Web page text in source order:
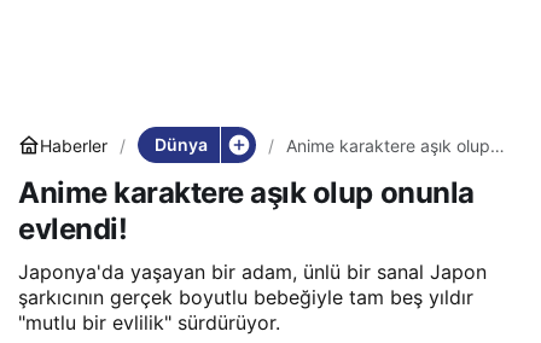
Haberler Dünya
Anime karaktere aşık olup
Anime karaktere aşık olup onunla
evlendi!
Japonya'da yaşayan bir adam, ünlü bir sanal Japon
şarkıcının gerçek boyutlu bebeğiyle tam beş yıldır
"mutlu bir evlilik" sürdürüyor.